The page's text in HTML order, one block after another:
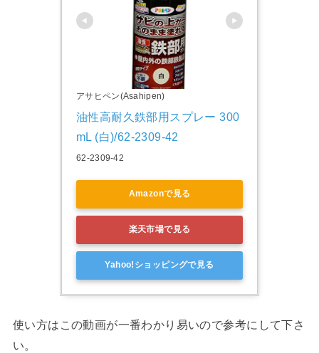
アサヒペン(Asahipen)
油性高耐久鉄部用スプレー 300
mL (白)/62-2309-42
62-2309-42
Amazonで見る
楽天市場で見る
Yahoo!ショッピングで見る
使い方はこの動画が一番わかり易いので参考にして下さ
い。